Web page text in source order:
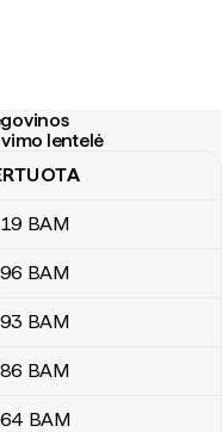
lentelė
BAM
BAM
BAM
BAM
BAM